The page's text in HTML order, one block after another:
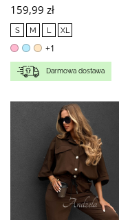
159,99 zł
S M L XL
+1
Darmowa dostawa